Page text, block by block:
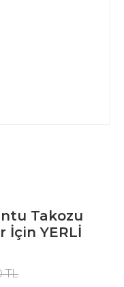
Takozu
İçin YERLİ
TL